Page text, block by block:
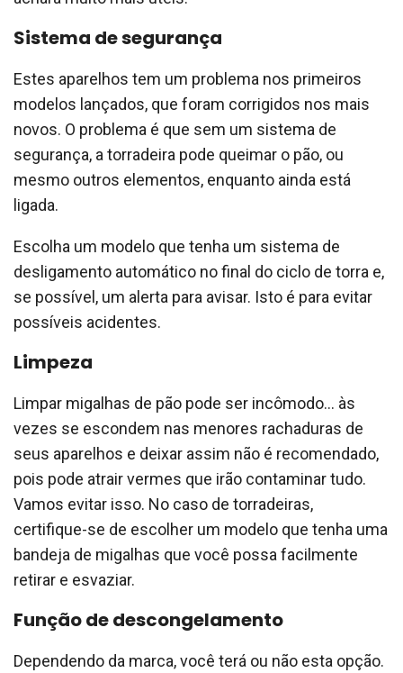
Sistema de segurança
Estes aparelhos tem um problema nos primeiros
modelos lançados, que foram corrigidos nos mais
novos. O problema é que sem um sistema de
segurança, a torradeira pode queimar o pão, ou
mesmo outros elementos, enquanto ainda está
ligada.
Escolha um modelo que tenha um sistema de
desligamento automático no final do ciclo de torra e,
se possível, um alerta para avisar. Isto é para evitar
possíveis acidentes.
Limpeza
Limpar migalhas de pão pode ser incômodo… às
vezes se escondem nas menores rachaduras de
seus aparelhos e deixar assim não é recomendado,
pois pode atrair vermes que irão contaminar tudo.
Vamos evitar isso. No caso de torradeiras,
certifique-se de escolher um modelo que tenha uma
bandeja de migalhas que você possa facilmente
retirar e esvaziar.
Função de descongelamento
Dependendo da marca, você terá ou não esta opção.